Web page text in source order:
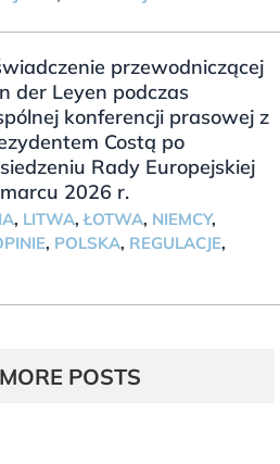
przewodniczącej
der Leyen podczas
konferencji prasowej z
Costą po
Rady Europejskiej
2026 r.
, LITWA,ŁOTWA, NIEMCY,
, POLSKA, REGULACJE,
POSTS